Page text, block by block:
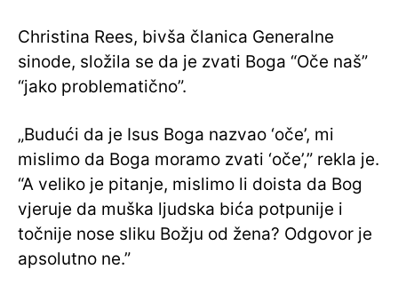
Christina Rees, bivša članica Generalne
sinode, složila se da je zvati Boga “Oče naš”
“jako problematično”.
„Budući da je Isus Boga nazvao ‘oče’, mi
mislimo da Boga moramo zvati ‘oče’,” rekla je.
“A veliko je pitanje, mislimo li doista da Bog
vjeruje da muška ljudska bića potpunije i
točnije nose sliku Božju od žena? Odgovor je
apsolutno ne.”